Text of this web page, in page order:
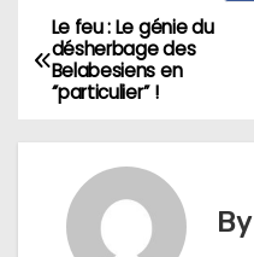
N
a
v
Le feu : Le génie du
désherbage des
Belabesiens en
‘’particulier’’ !
By